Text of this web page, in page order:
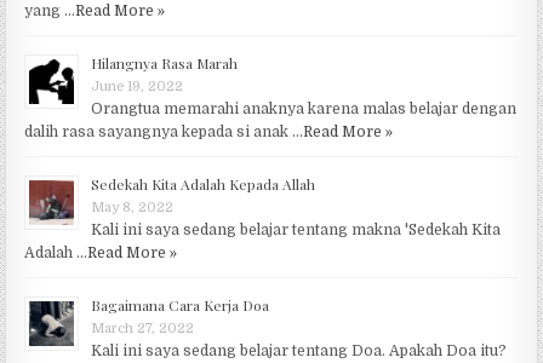
yang …Read More »
Hilangnya Rasa Marah
June 19, 2022
Orangtua memarahi anaknya karena malas belajar dengan
dalih rasa sayangnya kepada si anak …Read More »
Sedekah Kita Adalah Kepada Allah
May 8, 2022
Kali ini saya sedang belajar tentang makna 'Sedekah Kita
Adalah …Read More »
Bagaimana Cara Kerja Doa
March 27, 2022
Kali ini saya sedang belajar tentang Doa. Apakah Doa itu?